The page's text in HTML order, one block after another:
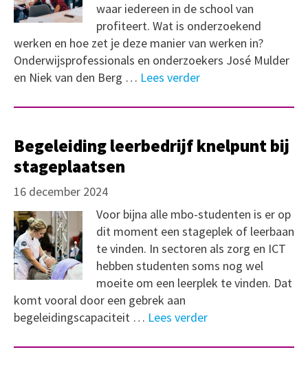
waar iedereen in de school van
profiteert. Wat is onderzoekend
werken en hoe zet je deze manier van werken in?
Onderwijsprofessionals en onderzoekers José Mulder
en Niek van den Berg … Lees verder
Begeleiding leerbedrijf knelpunt bij
stageplaatsen
16 december 2024
Voor bijna alle mbo-studenten is er op
dit moment een stageplek of leerbaan
te vinden. In sectoren als zorg en ICT
hebben studenten soms nog wel
moeite om een leerplek te vinden. Dat
komt vooral door een gebrek aan
begeleidingscapaciteit … Lees verder